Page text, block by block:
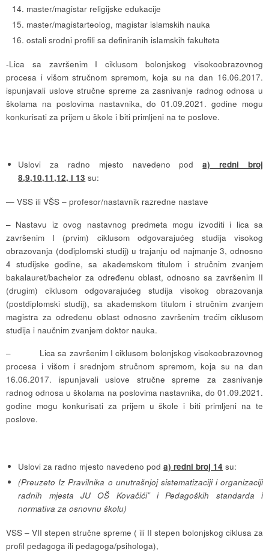
master/magistar religijske edukacije
master/magistarteolog, magistar islamskih nauka
ostali srodni profili sa definiranih islamskih fakulteta
-Lica sa završenim I ciklusom bolonjskog visokoobrazovnog
procesa i višom stručnom spremom, koja su na dan 16.06.2017.
ispunjavali uslove stručne spreme za zasnivanje radnog odnosa u
školama na poslovima nastavnika, do 01.09.2021. godine mogu
konkurisati za prijem u škole i biti primljeni na te poslove.
Uslovi za radno mjesto navedeno poda) redni broj
8,9,10,11,12, i 13 su:
— VSS ili VŠS – profesor/nastavnik razredne nastave
– Nastavu iz ovog nastavnog predmeta mogu izvoditi i lica sa
završenim I (prvim) ciklusom odgovarajućeg studija visokog
obrazovanja (dodiplomski studij) u trajanju od najmanje 3, odnosno
4 studijske godine, sa akademskom titulom i stručnim zvanjem
bakalauret/bachelor za određenu oblast, odnosno sa završenim II
(drugim) ciklusom odgovarajućeg studija visokog obrazovanja
(postdiplomski studij), sa akademskom titulom i stručnim zvanjem
magistra za određenu oblast odnosno završenim trećim ciklusom
studija i naučnim zvanjem doktor nauka.
– Lica sa završenim I ciklusom bolonjskog visokoobrazovnog
procesa i višom i srednjom stručnom spremom, koja su na dan
16.06.2017. ispunjavali uslove stručne spreme za zasnivanje
radnog odnosa u školama na poslovima nastavnika, do 01.09.2021.
godine mogu konkurisati za prijem u škole i biti primljeni na te
poslove.
Uslovi za radno mjesto navedeno poda) redni broj 14 su:
(Preuzeto Iz Pravilnika o unutrašnjoj sistematizaciji i organizaciji
radnih mjesta JU OŠ Kovačići” i Pedagoških standarda i
normativa za osnovnu školu)
VSS – VII stepen stručne spreme ( ili II stepen bolonjskog ciklusa za
profil pedagoga ili pedagoga/psihologa),